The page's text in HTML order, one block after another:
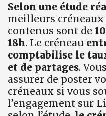
Selon une étude
meilleurs
contenus sont de
18h. Le créneau
comptabilise le
et de partages.
assurer de poster
créneaux si vous
l’engagement sur